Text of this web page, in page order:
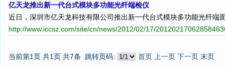
亿天龙推出新一代台式模块多功能光纤端检仪
近日，深圳市亿天龙科技有限公司推出新一代台式模块多功能光纤端
http://www.iccsz.com/site/cn/news/2012/02/17/
当前第1页 共1页 共7条 跳转页码: 首页 上一页 下一页 末页